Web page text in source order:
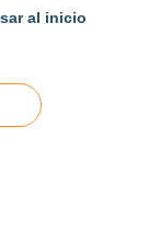
al inicio